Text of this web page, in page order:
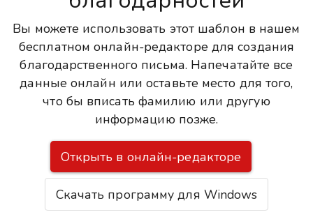
Вы можете использовать этот шаблон в нашем
бесплатном онлайн-редакторе для создания
благодарственного письма. Напечатайте все
данные онлайн или оставьте место для того,
что бы вписать фамилию или другую
информацию позже.
Открыть в онлайн-редакторе
Скачать программу для Windows